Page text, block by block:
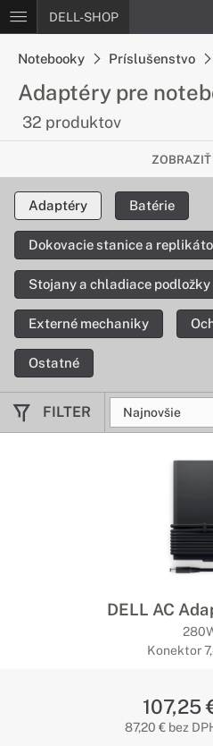
DELL-SHOP
Notebooky Príslušenstvo
Adaptéry pre
32 produktov
Nabíjanie rýchlo a
Ak potrebujete nový adaptér,
originálnych adaptérov pre
ZOBRAZIŤ
Adaptéry Batérie
Dokovacie stanice a
Stojany a chladiace podložky
Externé mechaniky
Ostatné
FILTER
DELL AC
Konektor
107,25
87,20 € bez